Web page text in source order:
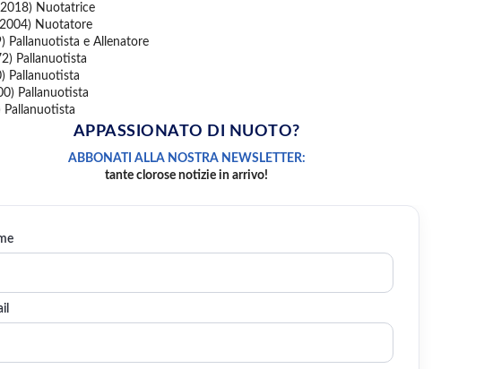
Nuotatrice
Nuotatore
Pallanuotista e Allenatore
Pallanuotista
Pallanuotista
Pallanuotista
Pallanuotista
APPASSIONATO DI NUOTO?
ABBONATI ALLA NOSTRA NEWSLETTER:
tante clorose notizie in arrivo!